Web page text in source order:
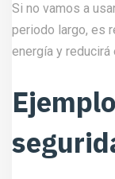
Si no vamos a
periodo largo, es
energía y